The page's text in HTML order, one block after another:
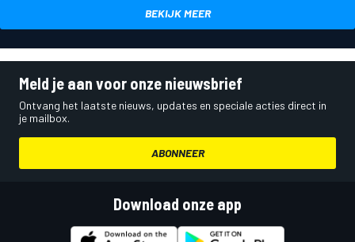
BEKIJK MEER
Meld je aan voor onze nieuwsbrief
Ontvang het laatste nieuws, updates en speciale acties direct in
je mailbox.
ABONNEER
Download onze app